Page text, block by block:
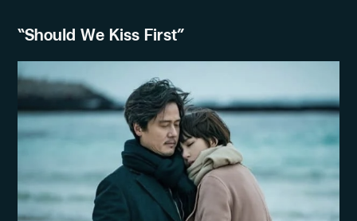
“Should We Kiss First”